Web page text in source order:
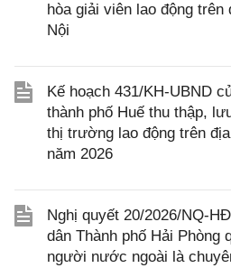
hòa giải viên lao động trên
Nội
Kế hoạch 431/KH-UBND
thành phố Huế thu thập,
thị trường lao động trên
năm 2026
Nghị quyết 20/2026/NQ-
dân Thành phố Hải Phòng
người nước ngoài là